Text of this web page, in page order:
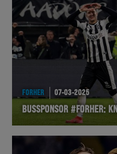
TELHER
HERVOL
EXCHER
FORHER 07-03-2025
BUSSPONSOR #FORHER: